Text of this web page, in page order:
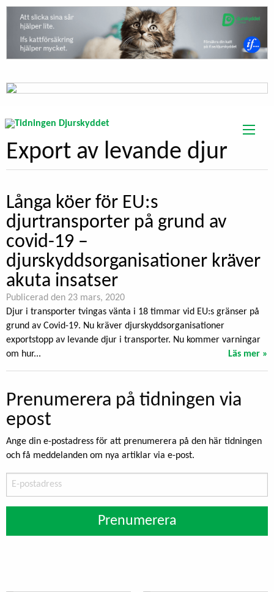
Export av levande djur
Långa köer för EU:s
djurtransporter på grund av
covid-19 –
djurskyddsorganisationer kräver
akuta insatser
Publicerad den 23 mars, 2020
Djur i transporter tvingas vänta i 18 timmar vid EU:s gränser på
grund av Covid-19. Nu kräver djurskyddsorganisationer
exportstopp av levande djur i transporter. Nu kommer varningar
om hur...
Läs mer »
Prenumerera på tidningen via
epost
Ange din e-postadress för att prenumerera på den här tidningen
och få meddelanden om nya artiklar via e-post.
postadress
Prenumerera